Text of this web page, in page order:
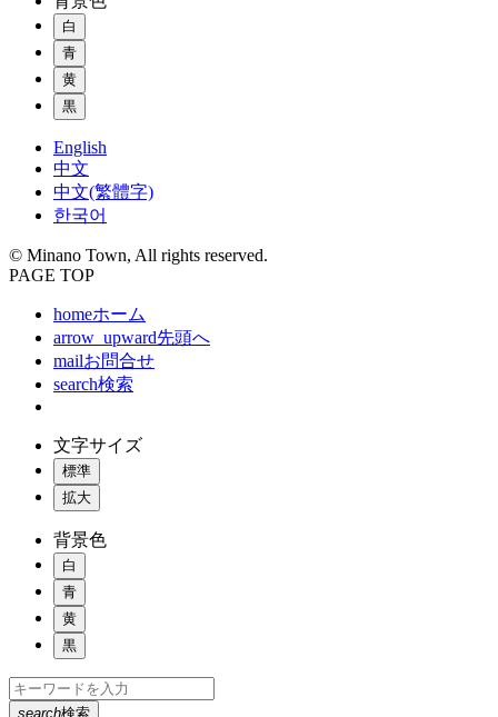
白
青
黄
黒
English
中文
中文(繁體字)
한국어
© Minano Town, All rights reserved.
PAGE TOP
homeホーム
arrow_upward先頭へ
mailお問合せ
search検索
文字サイズ
標準
拡大
背景色
白
青
黄
黒
search検索